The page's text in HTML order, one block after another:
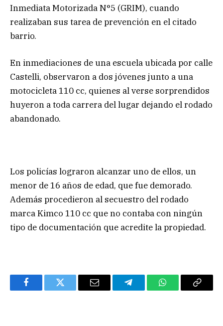
Inmediata Motorizada N°5 (GRIM), cuando
realizaban sus tarea de prevención en el citado
barrio.
En inmediaciones de una escuela ubicada por calle
Castelli, observaron a dos jóvenes junto a una
motocicleta 110 cc, quienes al verse sorprendidos
huyeron a toda carrera del lugar dejando el rodado
abandonado.
Los policías lograron alcanzar uno de ellos, un
menor de 16 años de edad, que fue demorado.
Además procedieron al secuestro del rodado
marca Kimco 110 cc que no contaba con ningún
tipo de documentación que acredite la propiedad.
FacebookTwitter Email TelegramWhatsAppCopy